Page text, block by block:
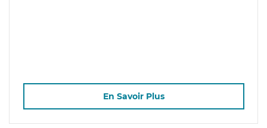
En Savoir Plus